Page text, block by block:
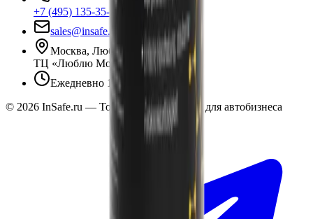
+7 (495) 135-35-99
sales@insafe.ru
Москва, Люблинская ул., 153.
ТЦ «Люблю Молл», -1 уровень
Ежедневно 10:00 — 19:00
© 2026 InSafe.ru — Товары и технологии для автобизнеса